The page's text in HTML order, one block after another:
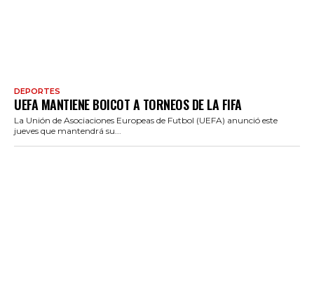
DEPORTES
UEFA MANTIENE BOICOT A TORNEOS DE LA FIFA
La Unión de Asociaciones Europeas de Futbol (UEFA) anunció este
jueves que mantendrá su...